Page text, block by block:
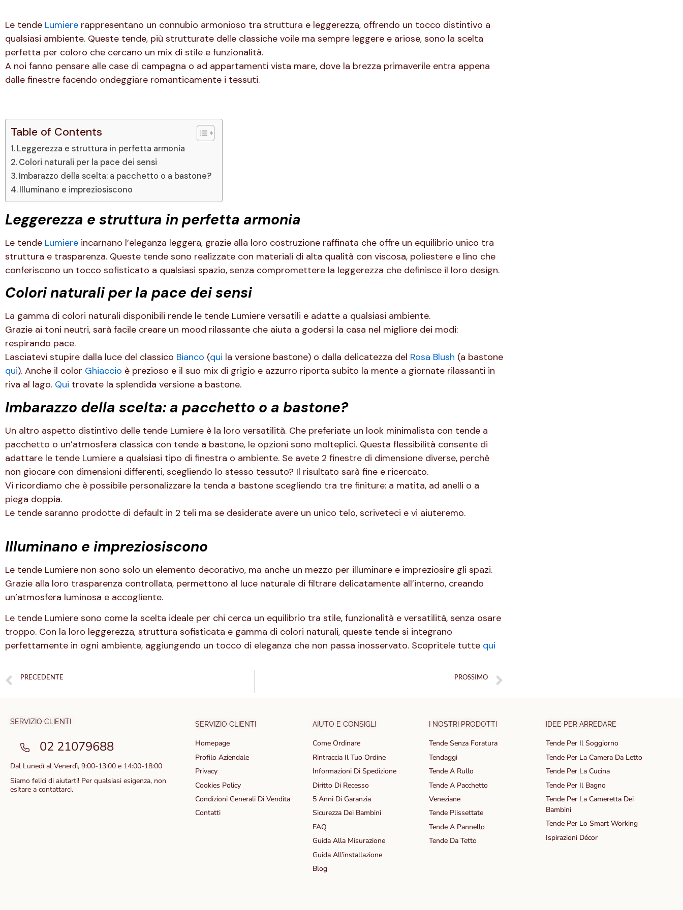
Le tende Lumiere rappresentano un connubio armonioso tra struttura e leggerezza, offrendo un tocco distintivo a
qualsiasi ambiente. Queste tende, più strutturate delle classiche voile ma sempre leggere e ariose, sono la scelta
perfetta per coloro che cercano un mix di stile e funzionalità.
A noi fanno pensare alle case di campagna o ad appartamenti vista mare, dove la brezza primaverile entra appena
dalle finestre facendo ondeggiare romanticamente i tessuti.
Table of Contents
Leggerezza e struttura in perfetta armonia
Colori naturali per la pace dei sensi
Imbarazzo della scelta: a pacchetto o a bastone?
Illuminano e impreziosiscono
Leggerezza e struttura in perfetta armonia
Le tende Lumiere incarnano l’eleganza leggera, grazie alla loro costruzione raffinata che offre un equilibrio unico tra
struttura e trasparenza. Queste tende sono realizzate con materiali di alta qualità con viscosa, poliestere e lino che
conferiscono un tocco sofisticato a qualsiasi spazio, senza compromettere la leggerezza che definisce il loro design.
Colori naturali per la pace dei sensi
La gamma di colori naturali disponibili rende le tende Lumiere versatili e adatte a qualsiasi ambiente.
Grazie ai toni neutri, sarà facile creare un mood rilassante che aiuta a godersi la casa nel migliore dei modi:
respirando pace.
Lasciatevi stupire dalla luce del classico Bianco (qui la versione bastone) o dalla delicatezza del Rosa Blush (a bastone
qui). Anche il color Ghiaccio è prezioso e il suo mix di grigio e azzurro riporta subito la mente a giornate rilassanti in
riva al lago. Qui trovate la splendida versione a bastone.
Imbarazzo della scelta: a pacchetto o a bastone?
Un altro aspetto distintivo delle tende Lumiere è la loro versatilità. Che preferiate un look minimalista con tende a
pacchetto o un’atmosfera classica con tende a bastone, le opzioni sono molteplici. Questa flessibilità consente di
adattare le tende Lumiere a qualsiasi tipo di finestra o ambiente. Se avete 2 finestre di dimensione diverse, perchè
non giocare con dimensioni differenti, scegliendo lo stesso tessuto? Il risultato sarà fine e ricercato.
Vi ricordiamo che è possibile personalizzare la tenda a bastone scegliendo tra tre finiture: a matita, ad anelli o a
piega doppia.
Le tende saranno prodotte di default in 2 teli ma se desiderate avere un unico telo, scriveteci e vi aiuteremo.
Illuminano e impreziosiscono
Le tende Lumiere non sono solo un elemento decorativo, ma anche un mezzo per illuminare e impreziosire gli spazi.
Grazie alla loro trasparenza controllata, permettono al luce naturale di filtrare delicatamente all’interno, creando
un’atmosfera luminosa e accogliente.
Le tende Lumiere sono come la scelta ideale per chi cerca un equilibrio tra stile, funzionalità e versatilità, senza osare
troppo. Con la loro leggerezza, struttura sofisticata e gamma di colori naturali, queste tende si integrano
perfettamente in ogni ambiente, aggiungendo un tocco di eleganza che non passa inosservato. Scopritele tutte qui
PRECEDENTE PROSSIMO
SERVIZIO CLIENTI
02 21079688
Dal Lunedì al Venerdì, 9:00-13:00 e 14:00-18:00
Siamo felici di aiutarti! Per qualsiasi esigenza, non
esitare a contattarci.
SERVIZIO CLIENTI
Homepage
Profilo Aziendale
Privacy
Cookies Policy
Condizioni Generali Di Vendita
Contatti
AIUTO E CONSIGLI
Come Ordinare
Rintraccia Il Tuo Ordine
Informazioni Di Spedizione
Diritto Di Recesso
5 Anni Di Garanzia
Sicurezza Dei Bambini
FAQ
Guida Alla Misurazione
Guida All’installazione
Blog
I NOSTRI PRODOTTI
Tende Senza Foratura
Tendaggi
Tende A Rullo
Tende A Pacchetto
Veneziane
Tende Plissettate
Tende A Pannello
Tende Da Tetto
IDEE PER ARREDARE
Tende Per Il Soggiorno
Tende Per La Camera Da Letto
Tende Per La Cucina
Tende Per Il Bagno
Tende Per La Cameretta Dei
Bambini
Tende Per Lo Smart Working
Ispirazioni Décor